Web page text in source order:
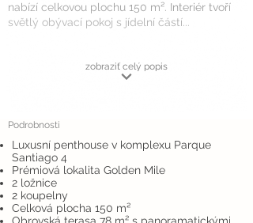
nabízí celkovou plochu 150 m². Interiér tvoří
světlý obývací pokoj s jídelní částí...
zobraziť celý popis
Podrobnosti
Luxusní penthouse v komplexu Parque
Santiago 4
Prémiová lokalita Golden Mile
2 ložnice
2 koupelny
Celková plocha 150 m²